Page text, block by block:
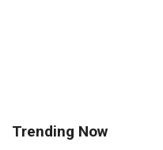
Trending Now